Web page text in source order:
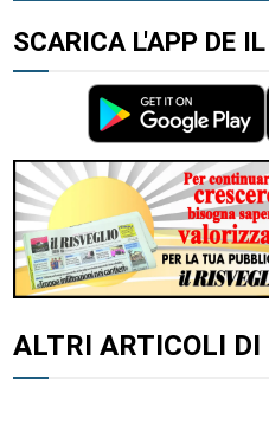
SCARICA L'APP DE
ALTRI ARTICOLI DI